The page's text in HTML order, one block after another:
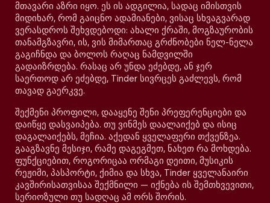
მთავარი აზრი იყო. ეს ის ადგილია, სადაც იმისთვის
მიდიხარ, რომ გაიცნო ადამიანები, ვისაც სხვაგვარად
ვერასდროს შეხვდებოდი: ახალი ქრაში, მოგზაურობის
თანამგზავრი, ის, ვის მიმართაც გრძნობები ნელ-ნელა
გაგიჩნდა და ბოლოს რაღაც ნამდვილში
გადაიზრდება. რასაც არ უნდა ეძებდე, ან ჯერ
საერთოდ არ ეძებდე, Tinder სივრცეს გაძლევს, რომ
თავად გაერკვე.
შექმენი პროფილი, დააყენე შენი პრეფერენციები და
დაიწყე დასვაიპება. თუ ვინმეს დაალაიქებ და ისიც
დაგალაიქებს, მეჩია. აქედან ყველაფერი თქვენზეა.
გააგზავნე მესიჯი, რამე დაგეგმეთ, ნახეთ რა მოხდება.
ფუნქციებით, როგორიცაა ორმაგი დეითი, მუსიკის
რეჟიმი, პასპორტი, ქიმია და სხვა, Tinder ყველანაირი
კავშირისათვისაა შექმნილი — იქნება ის შემთხვევითი,
სერიოზული თუ სადღაც ამ ორს შორის.